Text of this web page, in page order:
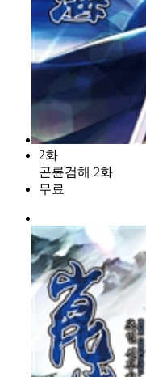
2화
곤륜검해 2화
무료